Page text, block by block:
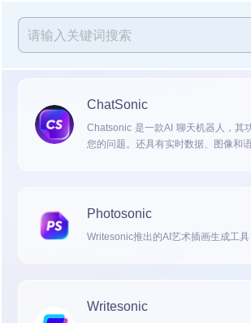
ChatSonic
Chatsonic 是一款AI 聊天机器人，其
您的问题。还具有实时数据、图像和
Photosonic
Writesonic推出的AI艺术插画生成工具
Writesonic